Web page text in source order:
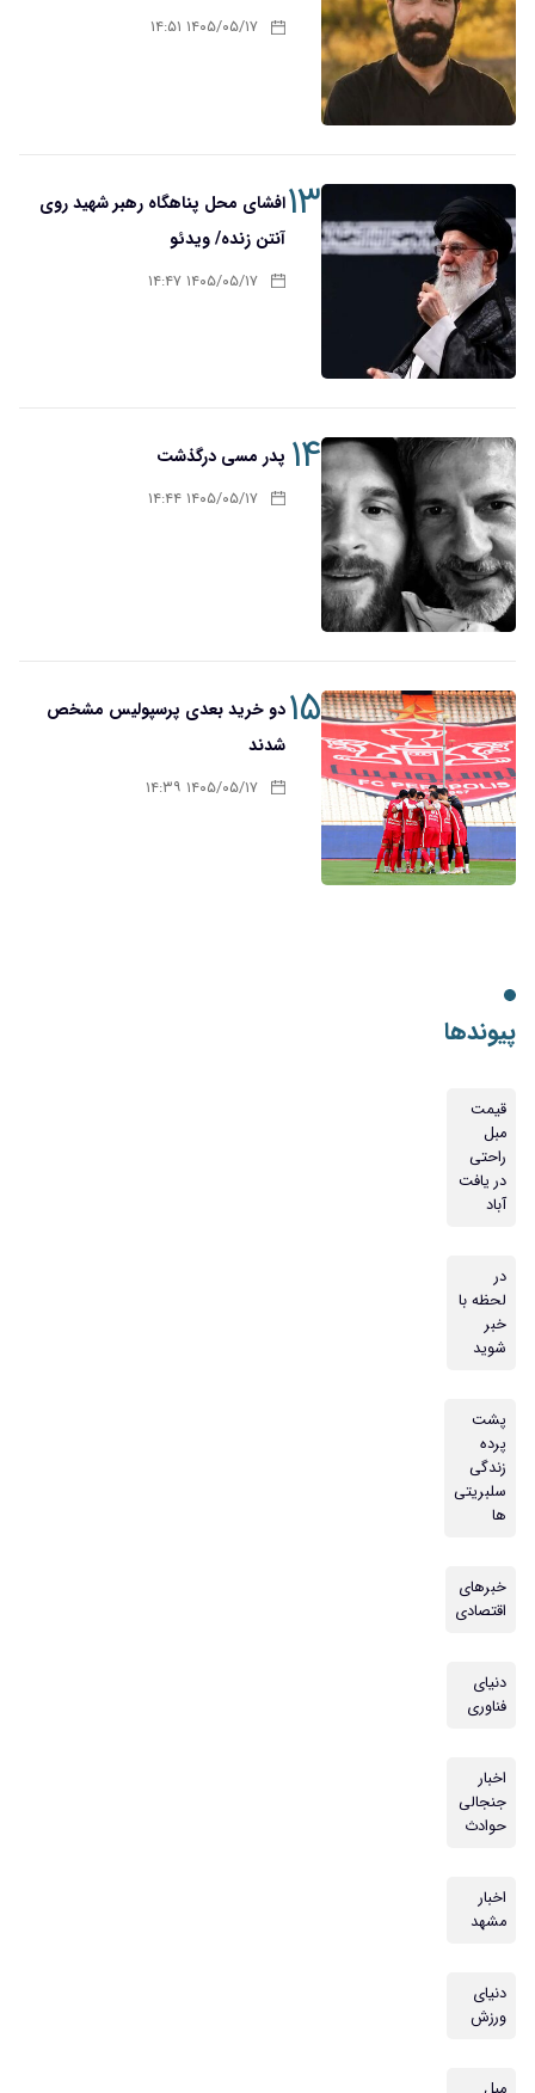
۱۴۰۵/۰۵/۱۷ ۱۴:۵۱
۱۳افشای محل پناهگاه‌ رهبر شهید روی
آنتن زنده/ ویدئو
۱۴۰۵/۰۵/۱۷ ۱۴:۴۷
۱۴ پدر مسی درگذشت
۱۴۰۵/۰۵/۱۷ ۱۴:۴۴
۱۵دو خرید بعدی پرسپولیس مشخص
شدند
۱۴۰۵/۰۵/۱۷ ۱۴:۳۹
پیوندها
قیمت
مبل
راحتی
در یافت
آباد
در
لحظه با
خبر
شوید
پشت
پرده
زندگی
سلبریتی
ها
خبرهای
اقتصادی
دنیای
فناوری
اخبار
جنجالی
حوادث
اخبار
مشهد
دنیای
ورزش